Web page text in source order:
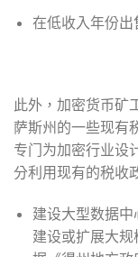
在低收入年份出
此外，加密货币矿
萨斯州的一些现有
专门为加密行业设
分利用现有的税收
建设大型数据
建设或扩展大